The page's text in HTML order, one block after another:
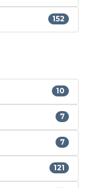
152
10
7
7
121